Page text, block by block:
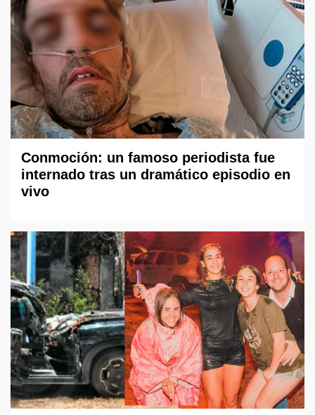
Conmoción: un famoso periodista fue
internado tras un dramático episodio en
vivo